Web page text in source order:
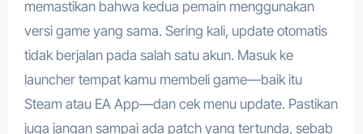
memastikan bahwa kedua pemain menggunakan
versi game yang sama. Sering kali, update otomatis
tidak berjalan pada salah satu akun. Masuk ke
launcher tempat kamu membeli game—baik itu
Steam atau EA App—dan cek menu update. Pastikan
juga jangan sampai ada patch yang tertunda, sebab